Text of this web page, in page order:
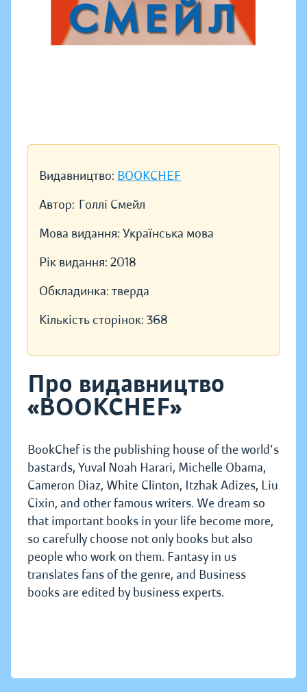
Видавництво: BOOKCHEF
Автор: Голлі Смейл
Мова видання: Українська мова
Рік видання: 2018
Обкладинка: тверда
Кількість сторінок: 368
Про видавництво
«BOOKCHEF»
BookChef is the publishing house of the world's
bastards, Yuval Noah Harari, Michelle Obama,
Cameron Diaz, White Clinton, Itzhak Adizes, Liu
Cixin, and other famous writers. We dream so
that important books in your life become more,
so carefully choose not only books but also
people who work on them. Fantasy in us
translates fans of the genre, and Business
books are edited by business experts.